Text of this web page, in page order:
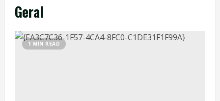
Geral
1 MIN READ